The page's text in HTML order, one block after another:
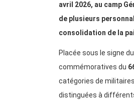
avril 2026, au camp
de plusieurs
consolidation de la
Placée sous le signe
commémoratives du
catégories de
distinguées à